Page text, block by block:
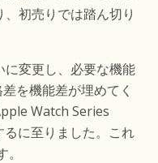
初売りでは踏ん切り
に変更し、必要な機能
を機能差が埋めてく
Watch Series
に至りました。これ